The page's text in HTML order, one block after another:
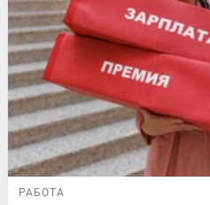
РАБОТА